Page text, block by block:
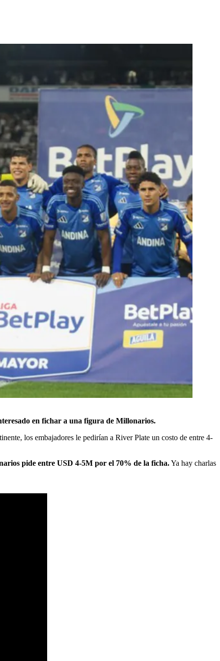
en fichar a una figura de Millonarios.
los embajadores le pedirían a River Plate un costo de entre 4-
pide entre USD 4-5M por el 70% de la ficha.Ya hay charlas